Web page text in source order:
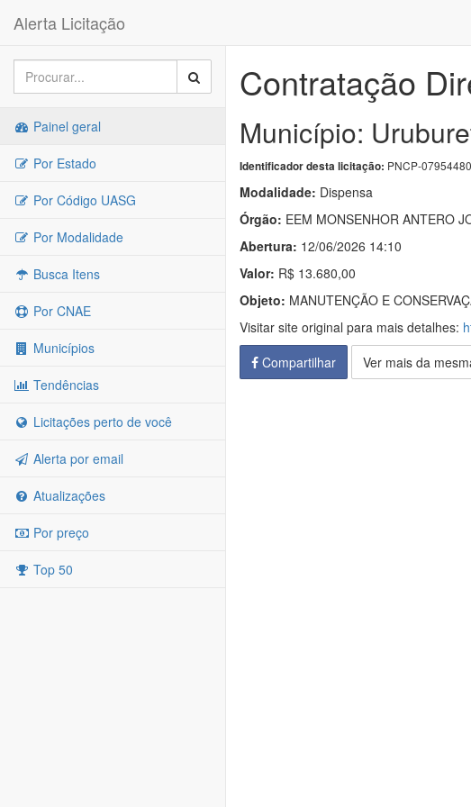
Alerta Licitação
Painel geral
Por Estado
Por Código UASG
Por Modalidade
Busca Itens
Por CNAE
Municípios
Tendências
Licitações perto de você
Alerta por email
Atualizações
Por preço
Top 50
Contratação
Município:
Identificador desta licitação: PNCP-
Modalidade: Dispensa
Órgão: EEM MONSENHOR ANTERO
Abertura: 12/06/2026 14:10
Valor: R$ 13.680,00
Objeto: MANUTENÇÃO E
Visitar site original para mais detalhes:
Compartilhar
Ver mais da